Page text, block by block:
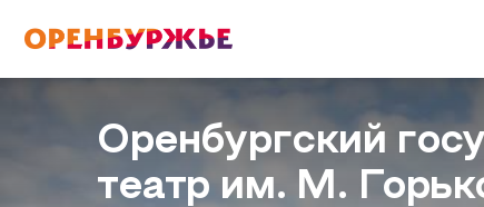
О РЕГИОНЕ
English(EN)
Русский(RU)Оренбургский
театр им. М.